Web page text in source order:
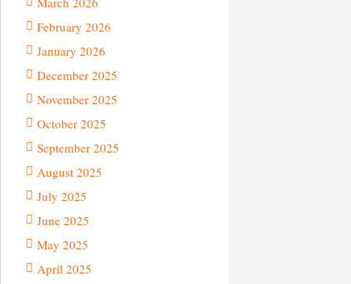
February 2026
January 2026
December 2025
November 2025
October 2025
September 2025
August 2025
July 2025
June 2025
May 2025
April 2025